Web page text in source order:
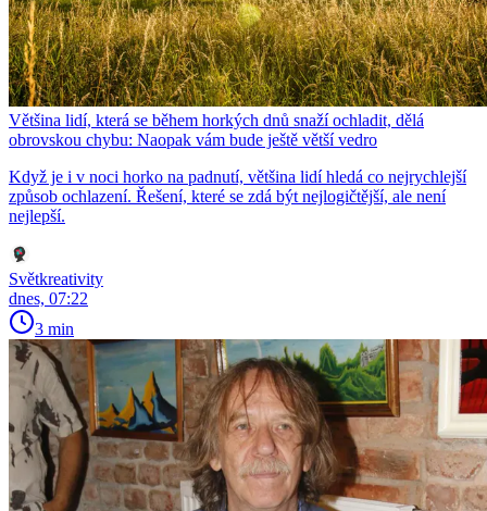
Většina lidí, která se během horkých dnů snaží ochladit, dělá
obrovskou chybu: Naopak vám bude ještě větší vedro
Když je i v noci horko na padnutí, většina lidí hledá co nejrychlejší
způsob ochlazení. Řešení, které se zdá být nejlogičtější, ale není
nejlepší.
Světkreativity
dnes, 07:22
3 min